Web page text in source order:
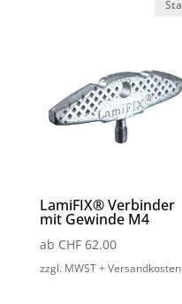
LamiFIX® Verbinder
mit Gewinde M4
ab CHF62.00
zzgl. MWST + Versandkosten